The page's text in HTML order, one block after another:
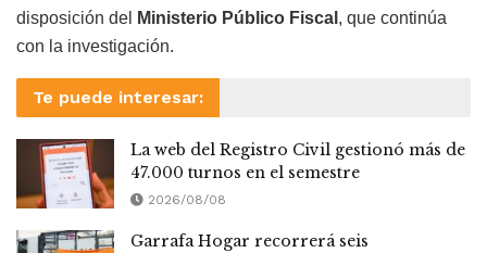
disposición del
Ministerio Público Fiscal , que continúa
con la investigación.
Te puede interesar:
La web del Registro Civil gestionó más de
47.000 turnos en el semestre
2026/08/08
Garrafa Hogar recorrerá seis